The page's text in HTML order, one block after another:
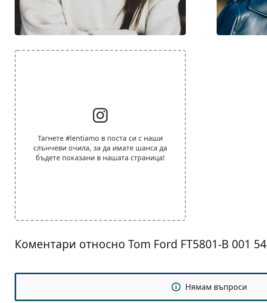
Тагнете #lentiamo в поста си с наши
слънчеви очила, за да имате шанса да
бъдете показани в нашата страница!
Коментари относно Tom Ford FT5801-B 001 54
Нямам въпроси